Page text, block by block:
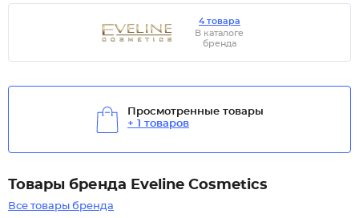
4 товара
В каталоге
бренда
Просмотренные товары
+ 1 товаров
Товары бренда Eveline Cosmetics
Все товары бренда